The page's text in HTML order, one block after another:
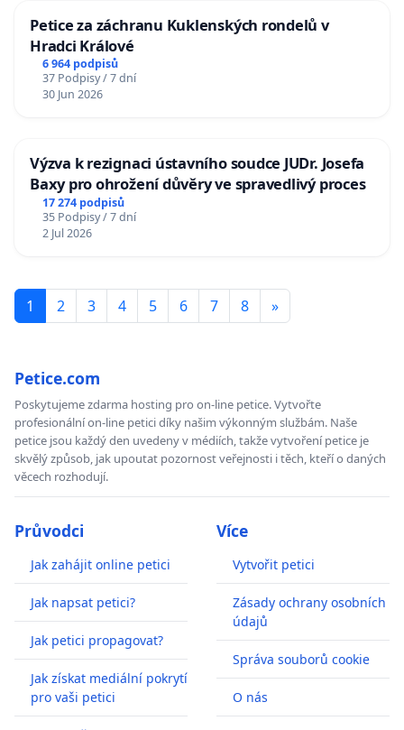
Petice za záchranu Kuklenských rondelů v
Hradci Králové
6 964 podpisů
37 Podpisy / 7 dní
30 Jun 2026
Výzva k rezignaci ústavního soudce JUDr. Josefa
Baxy pro ohrožení důvěry ve spravedlivý proces
17 274 podpisů
35 Podpisy / 7 dní
2 Jul 2026
1 2 3 4 5 6 7 8 »
Petice.com
Poskytujeme zdarma hosting pro on-line petice. Vytvořte
profesionální on-line petici díky našim výkonným službám. Naše
petice jsou každý den uvedeny v médiích, takže vytvoření petice je
skvělý způsob, jak upoutat pozornost veřejnosti i těch, kteří o daných
věcech rozhodují.
Průvodci
Jak zahájit online petici
Jak napsat petici?
Jak petici propagovat?
Jak získat mediální pokrytí
pro vaši petici
Více
Vytvořit petici
Zásady ochrany osobních
údajů
Správa souborů cookie
O nás